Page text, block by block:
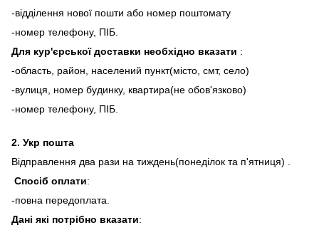
-відділення нової пошти або номер поштомату
-номер телефону, ПІБ.
Для кур'єрської доставки необхідно вказати :
-область, район, населений пункт(місто, смт, село)
-вулиця, номер будинку, квартира(не обов'язково)
-номер телефону, ПІБ.
2. Укр пошта
Відправлення два рази на тиждень(понеділок та п'ятниця) .
Спосіб оплати:
-повна передоплата.
Дані які потрібно вказати: